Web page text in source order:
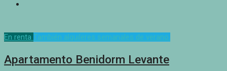
En renta También alquileres semanales de verano.
Apartamento Benidorm Levante